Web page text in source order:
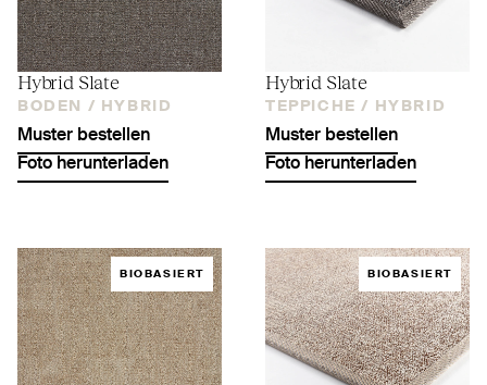
Hybrid Slate
BODEN / HYBRID
Muster bestellen
Foto herunterladen
Hybrid Slate
TEPPICHE / HYBRID
Muster bestellen
Foto herunterladen
BIOBASIERT BIOBASIERT